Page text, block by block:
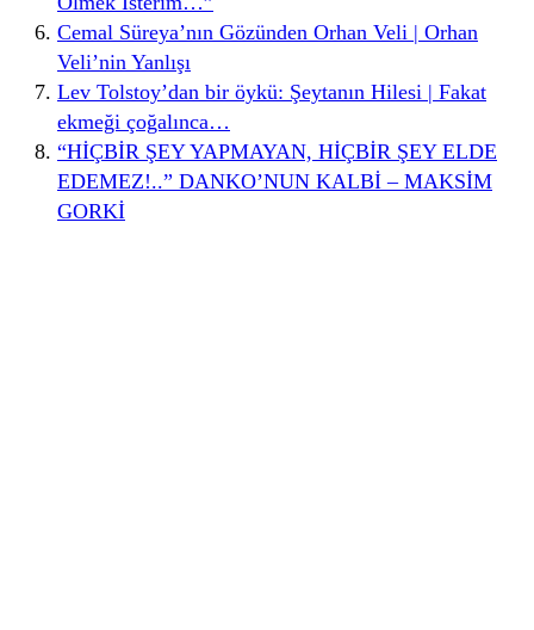
Cemal Süreya’nın Gözünden Orhan Veli | Orhan
Veli’nin Yanlışı
Lev Tolstoy’dan bir öykü: Şeytanın Hilesi | Fakat
ekmeği çoğalınca…
“HİÇBİR ŞEY YAPMAYAN, HİÇBİR ŞEY ELDE
EDEMEZ!..” DANKO’NUN KALBİ – MAKSİM
GORKİ